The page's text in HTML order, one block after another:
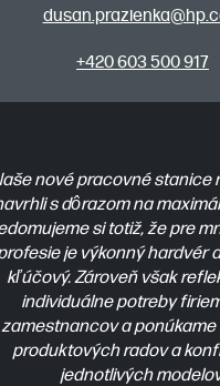
+420 603 500 917
nové pracovné stanice
s dôrazom na
si totiž, že pre
je výkonný hardvér
kľúčový. Zároveň však
individuálne potreby
zamestnancov a
produktových radov a
jednotlivých